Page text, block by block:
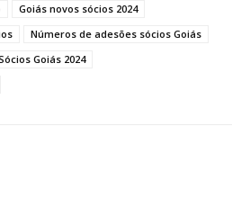
Goiás novos sócios 2024
Números de adesões sócios Goiás
Goiás 2024